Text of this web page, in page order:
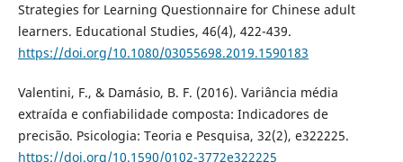
Strategies for Learning Questionnaire for Chinese adult
learners. Educational Studies, 46(4), 422-439.
https://doi.org/10.1080/03055698.2019.1590183
Valentini, F., & Damásio, B. F. (2016). Variância média
extraída e confiabilidade composta: Indicadores de
precisão. Psicologia: Teoria e Pesquisa, 32(2), e322225.
https://doi.org/10.1590/0102-3772e322225